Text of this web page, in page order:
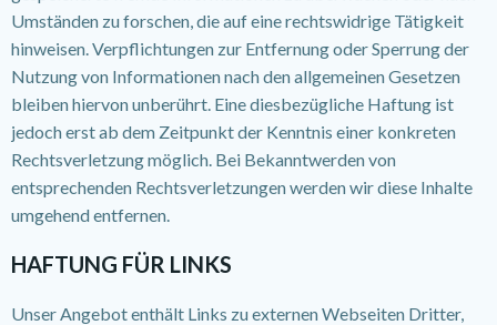
Umständen zu forschen, die auf eine rechtswidrige Tätigkeit
hinweisen. Verpflichtungen zur Entfernung oder Sperrung der
Nutzung von Informationen nach den allgemeinen Gesetzen
bleiben hiervon unberührt. Eine diesbezügliche Haftung ist
jedoch erst ab dem Zeitpunkt der Kenntnis einer konkreten
Rechtsverletzung möglich. Bei Bekanntwerden von
entsprechenden Rechtsverletzungen werden wir diese Inhalte
umgehend entfernen.
HAFTUNG FÜR LINKS
Unser Angebot enthält Links zu externen Webseiten Dritter,